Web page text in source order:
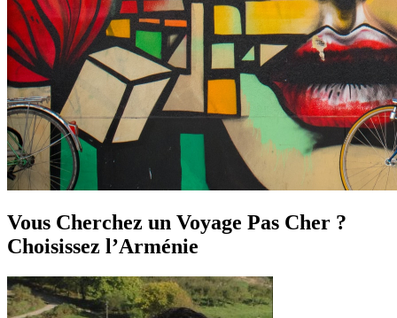
Vous Cherchez un Voyage Pas Cher ?
Choisissez l’Arménie